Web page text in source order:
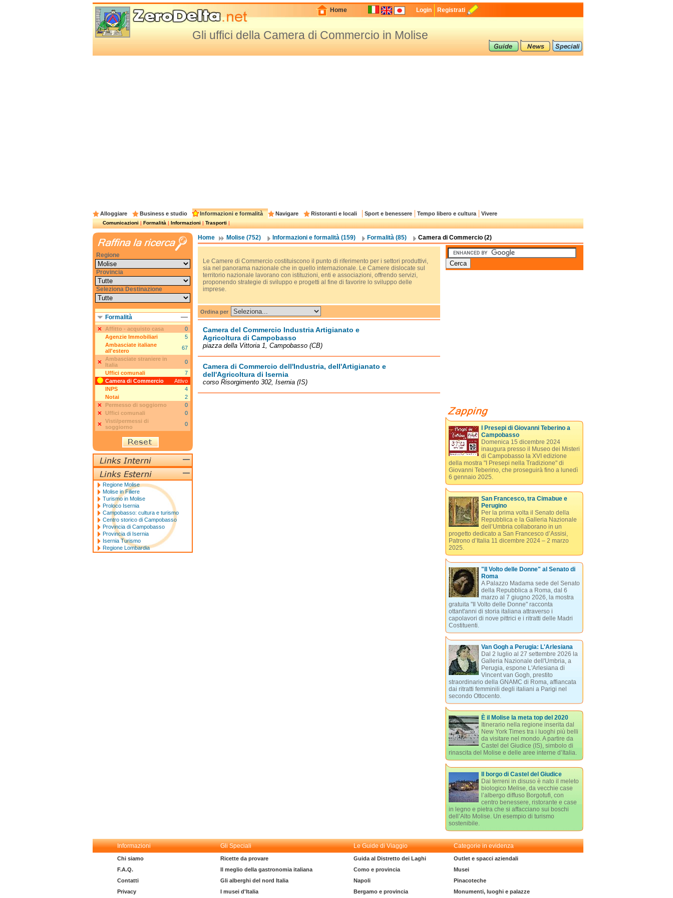
Home Login Registrati
Gli uffici della Camera di Commercio in Molise
Alloggiare Business e studio Informazioni e formalità Navigare Ristoranti e locali Sport e benessere Tempo libero e cultura Vivere
Comunicazioni|Formalità|Informazioni|Trasporti|
Home Molise (752) Informazioni e formalità (159) Formalità (85) Camera di Commercio (2)
Le Camere di Commercio costituiscono il punto di riferimento per i settori produttivi,
sia nel panorama nazionale che in quello internazionale. Le Camere dislocate sul
territorio nazionale lavorano con istituzioni, enti e associazioni, offrendo servizi,
proponendo strategie di sviluppo e progetti al fine di favorire lo sviluppo delle
imprese.
Ordina per
Camera del Commercio Industria Artigianato e
Agricoltura di Campobasso
piazza della Vittoria 1, Campobasso (CB)
Camera di Commercio dell'Industria, dell'Artigianato e
dell'Agricoltura di Isernia
corso Risorgimento 302, Isernia (IS)
I Presepi di Giovanni Teberino a
Campobasso
Domenica 15 dicembre 2024
inaugura presso il Museo dei Misteri
di Campobasso la XVI edizione
della mostra "I Presepi nella Tradizione" di
Giovanni Teberino, che proseguirà fino a lunedì
6 gennaio 2025.
San Francesco, tra Cimabue e
Perugino
Per la prima volta il Senato della
Repubblica e la Galleria Nazionale
dell’Umbria collaborano in un
progetto dedicato a San Francesco d’Assisi,
Patrono d’Italia 11 dicembre 2024 – 2 marzo
2025.
"Il Volto delle Donne" al Senato di
Roma
A Palazzo Madama sede del Senato
della Repubblica a Roma, dal 6
marzo al 7 giugno 2026, la mostra
gratuita "Il Volto delle Donne" racconta
ottant'anni di storia italiana attraverso i
capolavori di nove pittrici e i ritratti delle Madri
Costituenti.
Van Gogh a Perugia: L'Arlesiana
Dal 2 luglio al 27 settembre 2026 la
Galleria Nazionale dell'Umbria, a
Perugia, espone L'Arlesiana di
Vincent van Gogh, prestito
straordinario della GNAMC di Roma, affiancata
dai ritratti femminili degli italiani a Parigi nel
secondo Ottocento.
È il Molise la meta top del 2020
Itinerario nella regione inserita dal
New York Times tra i luoghi più belli
da visitare nel mondo. A partire da
Castel del Giudice (IS), simbolo di
rinascita del Molise e delle aree interne d’Italia.
Il borgo di Castel del Giudice
Dai terreni in disuso è nato il meleto
biologico Melise, da vecchie case
l’albergo diffuso Borgotufi, con
centro benessere, ristorante e case
in legno e pietra che si affacciano sui boschi
dell’Alto Molise. Un esempio di turismo
sostenibile.
Regione
Provincia
Seleziona Destinazione
Formalità
Affitto - acquisto casa
0
Agenzie Immobiliari
5
Ambasciate italiane
all'estero
67
Ambasciate straniere in
Italia
0
Uffici comunali
7
Camera di Commercio
Attivo
INPS
4
Notai
2
Permesso di soggiorno
0
Uffici comunali
0
Visti/permessi di
soggiorno
0
Regione Molise
Molise in Filiere
Turismo in Molise
Proloco Isernia
Campobasso: cultura e turismo
Centro storico di Campobasso
Provincia di Campobasso
Provincia di Isernia
Isernia Turismo
Regione Lombardia
Informazioni Gli Speciali Le Guide di Viaggio Categorie in evidenza
Chi siamo
F.A.Q.
Contatti
Privacy
Ricette da provare
Il meglio della gastronomia italiana
Gli alberghi del nord Italia
I musei d'Italia
Guida al Distretto dei Laghi
Como e provincia
Napoli
Bergamo e provincia
Outlet e spacci aziendali
Musei
Pinacoteche
Monumenti, luoghi e palazze